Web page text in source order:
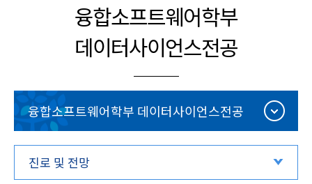
융합소프트웨어학부
데이터사이언스전공
융합소프트웨어학부 데이터사이언스전공
진로 및 전망